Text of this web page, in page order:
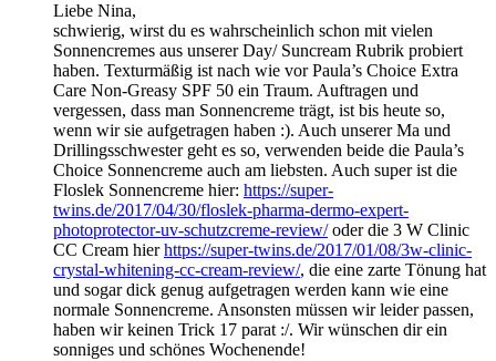
Liebe Nina,
schwierig, wirst du es wahrscheinlich schon mit vielen
Sonnencremes aus unserer Day/ Suncream Rubrik probiert
haben. Texturmäßig ist nach wie vor Paula’s Choice Extra
Care Non-Greasy SPF 50 ein Traum. Auftragen und
vergessen, dass man Sonnencreme trägt, ist bis heute so,
wenn wir sie aufgetragen haben :). Auch unserer Ma und
Drillingsschwester geht es so, verwenden beide die Paula’s
Choice Sonnencreme auch am liebsten. Auch super ist die
Floslek Sonnencreme hier: https://super-
twins.de/2017/04/30/floslek-pharma-dermo-expert-
photoprotector-uv-schutzcreme-review/oder die 3 W Clinic
CC Cream hierhttps://super-twins.de/2017/01/08/3w-clinic-
crystal-whitening-cc-cream-review/, die eine zarte Tönung hat
und sogar dick genug aufgetragen werden kann wie eine
normale Sonnencreme. Ansonsten müssen wir leider passen,
haben wir keinen Trick 17 parat :/. Wir wünschen dir ein
sonniges und schönes Wochenende!